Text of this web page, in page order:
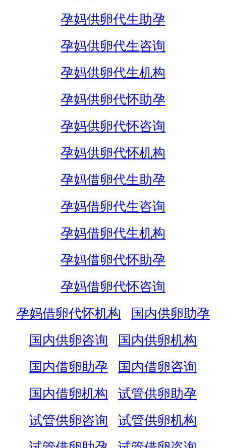
孕妈供卵代生助孕
孕妈供卵代生咨询
孕妈供卵代生机构
孕妈供卵代怀助孕
孕妈供卵代怀咨询
孕妈供卵代怀机构
孕妈借卵代生助孕
孕妈借卵代生咨询
孕妈借卵代生机构
孕妈借卵代怀助孕
孕妈借卵代怀咨询
孕妈借卵代怀机构
国内供卵助孕
国内供卵咨询
国内供卵机构
国内借卵助孕
国内借卵咨询
国内借卵机构
试管供卵助孕
试管供卵咨询
试管供卵机构